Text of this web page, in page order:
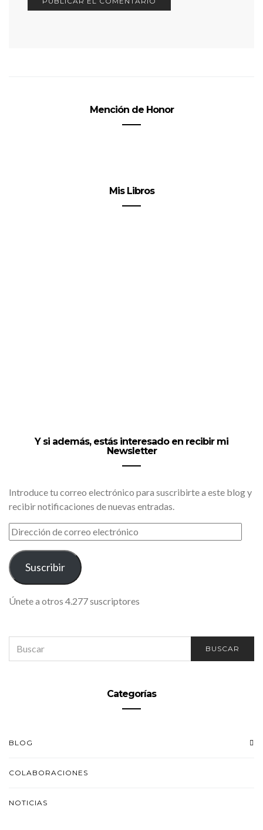
Mención de Honor
Mis Libros
Y si además, estás interesado en recibir mi
Newsletter
Introduce tu correo electrónico para suscribirte a este blog y
recibir notificaciones de nuevas entradas.
DIRECCIÓN
DE
CORREO
ELECTRÓNICO
Suscribir
Únete a otros 4.277 suscriptores
FOR:
BUSCAR
Categorías
BLOG
COLABORACIONES
NOTICIAS